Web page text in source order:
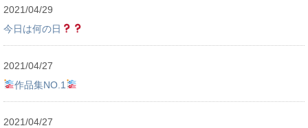
2021/04/29
今日は何の日
2021/04/27
作品集NO.1
2021/04/27